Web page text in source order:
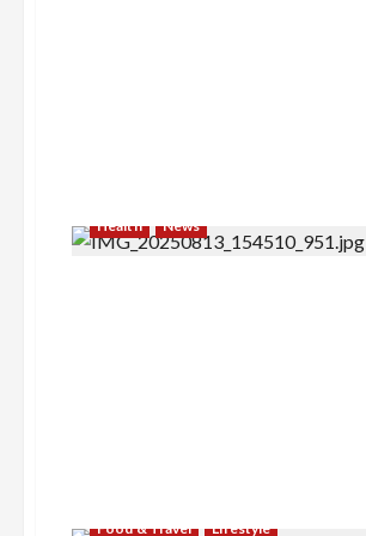
Health News
Food & Travel Lifestyle